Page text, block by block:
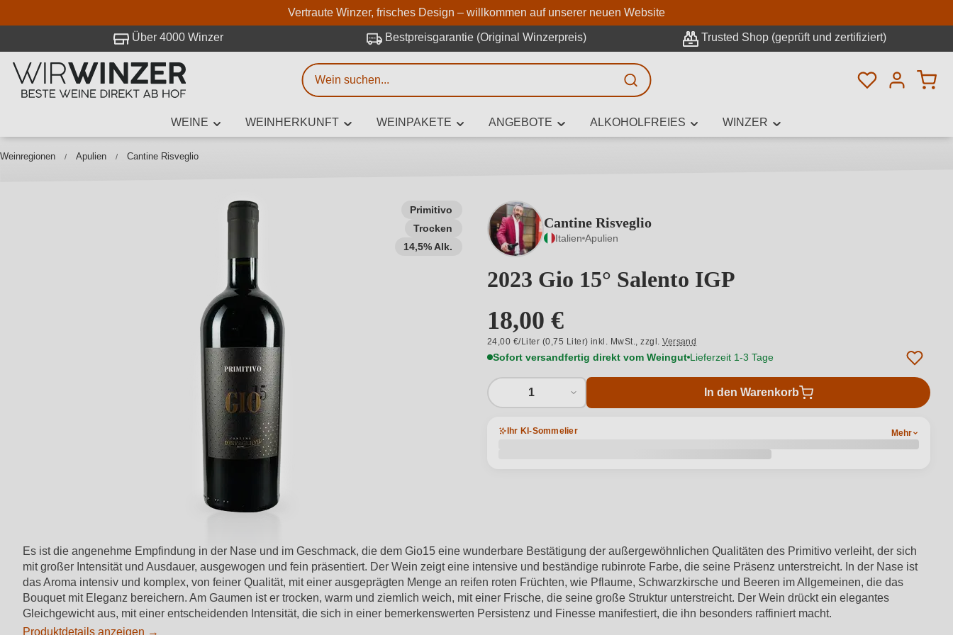
Zum Hauptinhalt springen
Zur Suche springen
Zur Hauptnavigation springen
Vertraute Winzer, frisches Design – willkommen auf unserer neuen Website
Über 4000 Winzer Bestpreisgarantie (Original Winzerpreis) Trusted Shop (geprüft und zertifiziert)
Du hast 0
WEINE WEINHERKUNFT WEINPAKETE ANGEBOTE ALKOHOLFREIES WINZER
Weinregionen Apulien Cantine Risveglio
Primitivo
Trocken
14,5% Alk.
Cantine Risveglio
Italien Apulien
2023 Gio 15° Salento IGP
18,00 €
24,00 €/Liter (0,75 Liter) inkl. MwSt.,zzgl.Versand
Sofort versandfertig direkt vom Weingut Lieferzeit 1-3 Tage
1 In den Warenkorb
Ihr KI-Sommelier Mehr
Es ist die angenehme Empfindung in der Nase und im Geschmack, die dem Gio15 eine wunderbare Bestätigung der außergewöhnlichen Qualitäten des Primitivo verleiht, der sich
mit großer Intensität und Ausdauer, ausgewogen und fein präsentiert. Der Wein zeigt eine intensive und beständige rubinrote Farbe, die seine Präsenz unterstreicht. In der Nase ist
das Aroma intensiv und komplex, von feiner Qualität, mit einer ausgeprägten Menge an reifen roten Früchten, wie Pflaume, Schwarzkirsche und Beeren im Allgemeinen, die das
Bouquet mit Eleganz bereichern. Am Gaumen ist er trocken, warm und ziemlich weich, mit einer Frische, die seine große Struktur unterstreicht. Der Wein drückt ein elegantes
Gleichgewicht aus, mit einer entscheidenden Intensität, die sich in einer bemerkenswerten Persistenz und Finesse manifestiert, die ihn besonders raffiniert macht.
Produktdetails anzeigen →
Weinsuche
Mindestens 3 Zeichen eingeben
Erweiterte Suche
Beschreiben Sie, welchen Wein Sie suchen – ob nach Geschmack, Anlass, Weinnamen,
Rebsorte, Region, Winzer oder anderen Kriterien.
bei WirWinzer.